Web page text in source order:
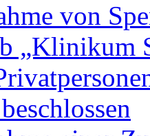
von
„Klinikum